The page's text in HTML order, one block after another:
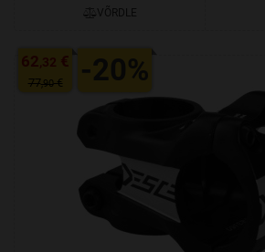
VÕRDLE
62,32 €
77,90€ -20%